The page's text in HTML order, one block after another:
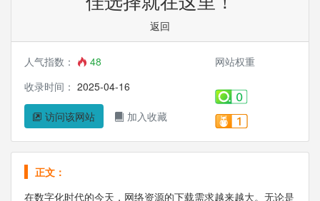
返回
人气指数：
48
收录时间： 2025-04-16
访问该网站 加入收藏
网站权重
正文：
在数字化时代的今天，网络资源的下载需求越来越大。无论是